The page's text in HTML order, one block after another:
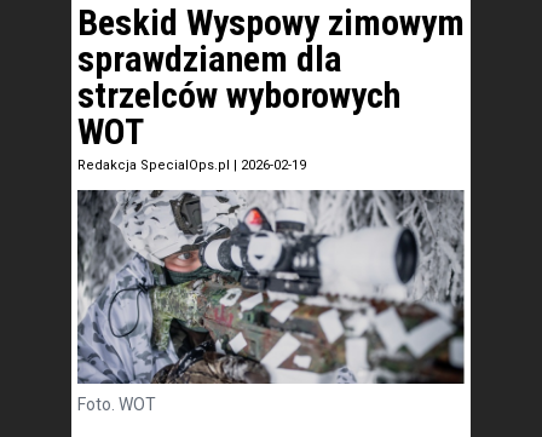
Beskid Wyspowy zimowym
sprawdzianem dla
strzelców wyborowych
WOT
Redakcja SpecialOps.pl | 2026-02-19
Foto. WOT